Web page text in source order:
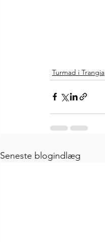
Turmad i Trangia
Seneste blogindlæg